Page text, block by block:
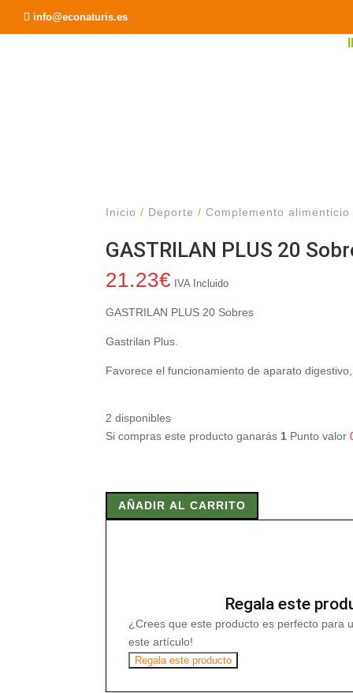
info@econaturis.es
Inicio / Deporte /Complemento alimenticio
GASTRILAN PLUS 20
21.23€ IVA Incluido
GASTRILAN PLUS 20 Sobres
Gastrilan Plus.
Favorece el funcionamiento de aparato
2 disponibles
Si compras este producto ganarás 1 Punto valor
PLUS
AÑADIR AL CARRITO
Regala este
¿Crees que este producto es perfecto para
este artículo!
Regala este producto